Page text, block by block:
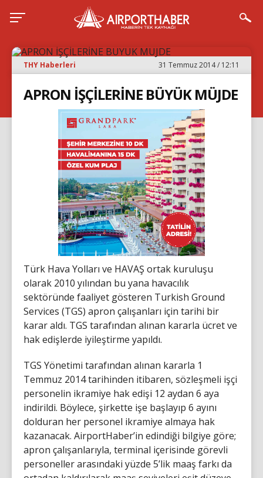
THY Haberleri 31 Temmuz 2014 / 12:11
APRON İŞÇİLERİNE BÜYÜK MÜJDE
Türk Hava Yolları ve HAVAŞ ortak kuruluşu
olarak 2010 yılından bu yana havacılık
sektöründe faaliyet gösteren Turkish Ground
Services (TGS) apron çalışanları için tarihi bir
karar aldı. TGS tarafından alınan kararla ücret ve
hak edişlerde iyileştirme yapıldı.
TGS Yönetimi tarafından alınan kararla 1
Temmuz 2014 tarihinden itibaren, sözleşmeli işçi
personelin ikramiye hak edişi 12 aydan 6 aya
indirildi. Böylece, şirkette işe başlayıp 6 ayını
dolduran her personel ikramiye almaya hak
kazanacak. AirportHaber’in edindiği bilgiye göre;
apron çalışanlarıyla, terminal içerisinde görevli
personeller arasındaki yüzde 5’lik maaş farkı da